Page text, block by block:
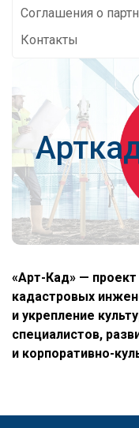
Соглашения о
Контакты
«Арт-Кад» —
кадастровых
и укрепление
специалистов,
и корпоративно-